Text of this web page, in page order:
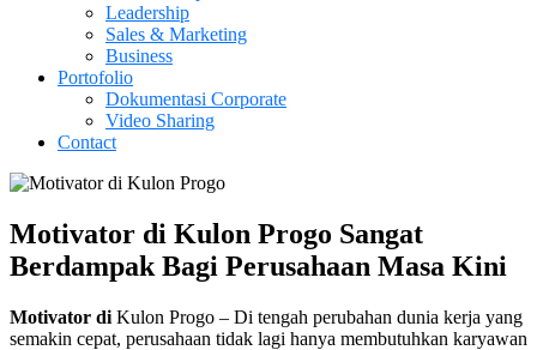
Leadership
Sales & Marketing
Business
Portofolio
Dokumentasi Corporate
Video Sharing
Contact
Motivator di Kulon Progo Sangat
Berdampak Bagi Perusahaan Masa Kini
Motivator di Kulon Progo – Di tengah perubahan dunia kerja yang
semakin cepat, perusahaan tidak lagi hanya membutuhkan karyawan